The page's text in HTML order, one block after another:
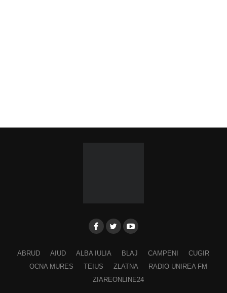
Participă:
Georgiana Petrescu
Georgiana Pavelescu
ABRUD AIUD ALBA IULIA BLAJ CAMPENI
CUGIR
OCNA MURES
TEIUS ZLATNA
RADIO UNIREA FM
ZIAREONLINE24